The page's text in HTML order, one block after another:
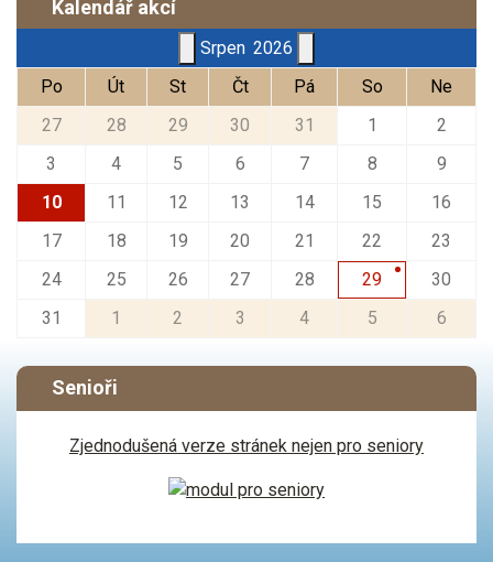
Kalendář akcí
Srpen 2026
Po
Út St Čt Pá So
Ne
27
28 29 30 31 1
2
3
4 5 6 7 8
9
10
11 12 13 14 15
16
17
18 19 20 21 22
23
24
25 26 27 28 29
30
31
1 2 3 4 5 6
Senioři
Zjednodušená verze stránek nejen pro seniory